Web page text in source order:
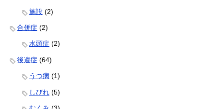
施設 (2)
合併症 (2)
水頭症 (2)
後遺症 (64)
うつ病 (1)
しびれ (5)